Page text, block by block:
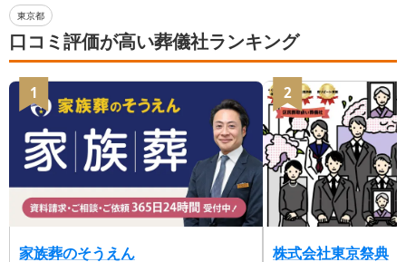
東京都
口コミ評価が高い葬儀社ランキング
1
家族葬のそうえん
2
株式会社東京祭典